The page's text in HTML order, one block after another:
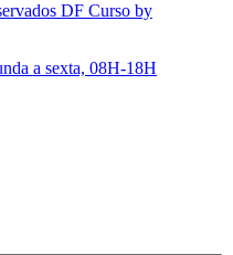
DF Curso by
a sexta, 08H-18H